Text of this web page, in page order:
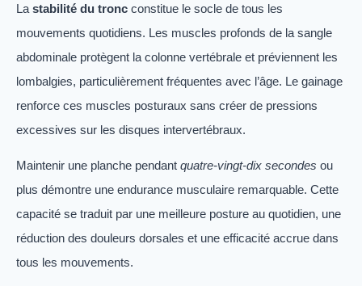
La stabilité du tronc constitue le socle de tous les
mouvements quotidiens. Les muscles profonds de la sangle
abdominale protègent la colonne vertébrale et préviennent les
lombalgies, particulièrement fréquentes avec l’âge. Le gainage
renforce ces muscles posturaux sans créer de pressions
excessives sur les disques intervertébraux.
Maintenir une planche pendant quatre-vingt-dix secondes ou
plus démontre une endurance musculaire remarquable. Cette
capacité se traduit par une meilleure posture au quotidien, une
réduction des douleurs dorsales et une efficacité accrue dans
tous les mouvements.